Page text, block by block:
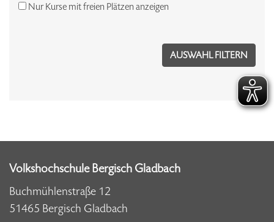
Nur Kurse mit freien Plätzen anzeigen
Volkshochschule Bergisch Gladbach
Buchmühlenstraße 12
51465 Bergisch Gladbach